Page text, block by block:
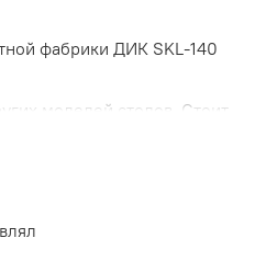
фабрики ДИК SKL-140
моделей столов. Стоит
и при этом
из керамики в 5,6 мм и